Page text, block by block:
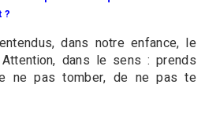
?
dans notre enfance, le
dans le sens : prends
ne pas tomber, de ne pas te